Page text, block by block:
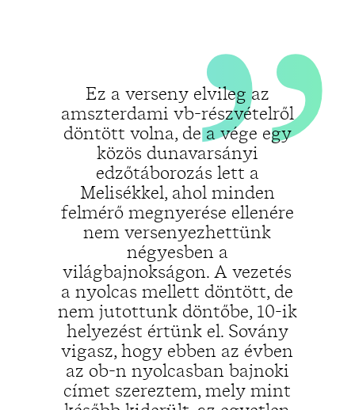
Ez a verseny elvileg az
amszterdami vb-részvételről
döntött volna, de a vége egy
közös dunavarsányi
edzőtáborozás lett a
Melisékkel, ahol minden
felmérő megnyerése ellenére
nem versenyezhettünk
négyesben a
világbajnokságon. A vezetés
a nyolcas mellett döntött, de
nem jutottunk döntőbe, 10-ik
helyezést értünk el. Sovány
vigasz, hogy ebben az évben
az ob-n nyolcasban bajnoki
címet szereztem, mely mint